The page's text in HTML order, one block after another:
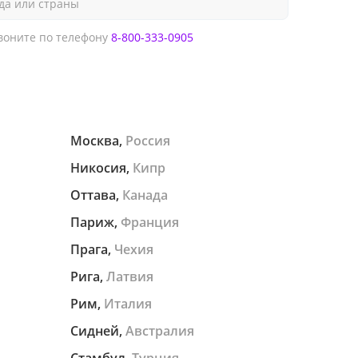
или страны
Москва, Россия
Никосия, Кипр
Оттава, Канада
Париж, Франция
Прага, Чехия
Рига, Латвия
Рим, Италия
Сидней, Австралия
по телефону 8-800-333-0905